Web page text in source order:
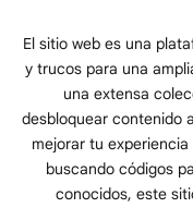
El sitio web es una
y trucos para una
una extensa
desbloquear contenido
mejorar tu
buscando códigos
conocidos, este